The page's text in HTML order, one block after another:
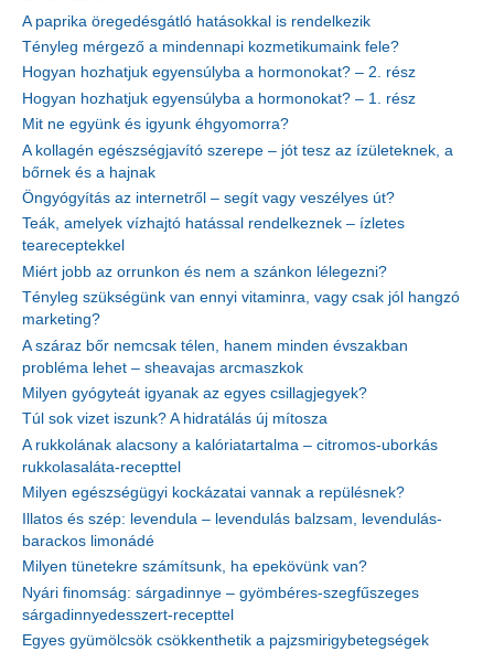
A paprika öregedésgátló hatásokkal is rendelkezik
Tényleg mérgező a mindennapi kozmetikumaink fele?
Hogyan hozhatjuk egyensúlyba a hormonokat? – 2. rész
Hogyan hozhatjuk egyensúlyba a hormonokat? – 1. rész
Mit ne együnk és igyunk éhgyomorra?
A kollagén egészségjavító szerepe – jót tesz az ízületeknek, a
bőrnek és a hajnak
Öngyógyítás az internetről – segít vagy veszélyes út?
Teák, amelyek vízhajtó hatással rendelkeznek – ízletes
teareceptekkel
Miért jobb az orrunkon és nem a szánkon lélegezni?
Tényleg szükségünk van ennyi vitaminra, vagy csak jól hangzó
marketing?
A száraz bőr nemcsak télen, hanem minden évszakban
probléma lehet – sheavajas arcmaszkok
Milyen gyógyteát igyanak az egyes csillagjegyek?
Túl sok vizet iszunk? A hidratálás új mítosza
A rukkolának alacsony a kalóriatartalma – citromos-uborkás
rukkolasaláta-recepttel
Milyen egészségügyi kockázatai vannak a repülésnek?
Illatos és szép: levendula – levendulás balzsam, levendulás-
barackos limonádé
Milyen tünetekre számítsunk, ha epekövünk van?
Nyári finomság: sárgadinnye – gyömbéres-szegfűszeges
sárgadinnyedesszert-recepttel
Egyes gyümölcsök csökkenthetik a pajzsmirigybetegségek